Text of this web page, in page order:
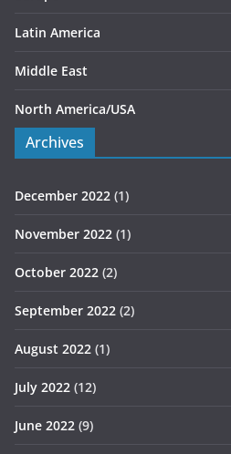
Latin America
Middle East
North America/USA
Archives
December 2022 (1)
November 2022 (1)
October 2022 (2)
September 2022 (2)
August 2022 (1)
July 2022 (12)
June 2022 (9)